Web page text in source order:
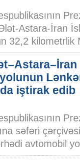
Astara-İran
32,2 kilometrlik
iştirak edib
səfəri
avtomobil